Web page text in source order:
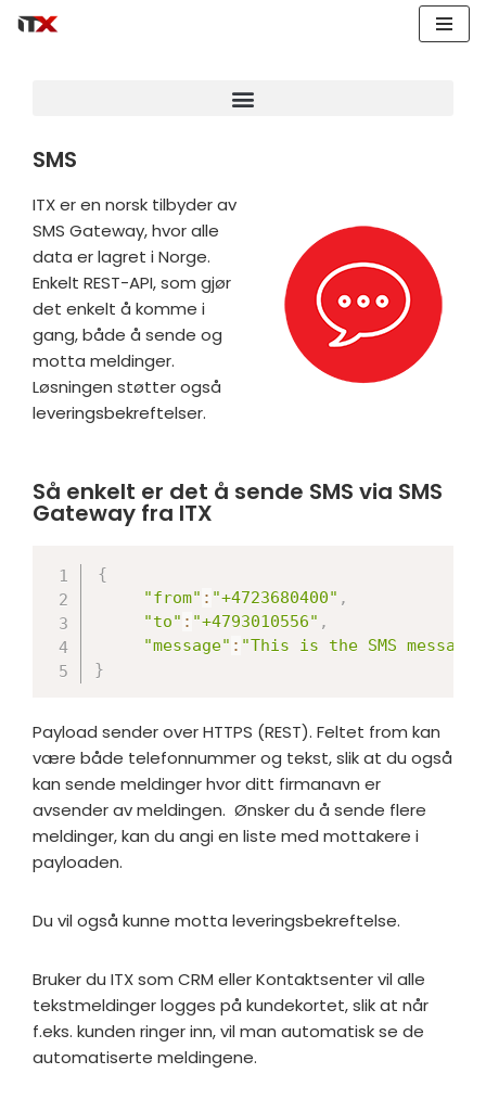
SMS
ITX er en norsk tilbyder av
SMS Gateway, hvor alle
data er lagret i Norge.
Enkelt REST-API, som gjør
det enkelt å komme i
gang, både å sende og
motta meldinger.
Løsningen støtter også
leveringsbekreftelser.
Så enkelt er det å sende SMS via SMS
Gateway fra ITX
{
"from" : "+4723680400" ,
"to" : "+4793010556" ,
"message" : "This is the SMS message"
}
Payload sender over HTTPS (REST). Feltet from kan
være både telefonnummer og tekst, slik at du også
kan sende meldinger hvor ditt firmanavn er
avsender av meldingen. Ønsker du å sende flere
meldinger, kan du angi en liste med mottakere i
payloaden.
Du vil også kunne motta leveringsbekreftelse.
Bruker du ITX som CRM eller Kontaktsenter vil alle
tekstmeldinger logges på kundekortet, slik at når
f.eks. kunden ringer inn, vil man automatisk se de
automatiserte meldingene.